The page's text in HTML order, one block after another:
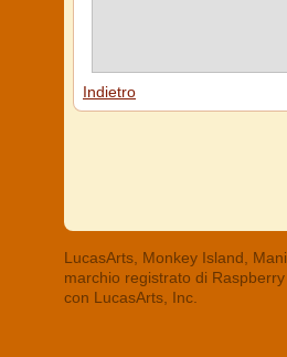
Indietro
LucasArts, Monkey Island,
marchio registrato di
con LucasArts, Inc.